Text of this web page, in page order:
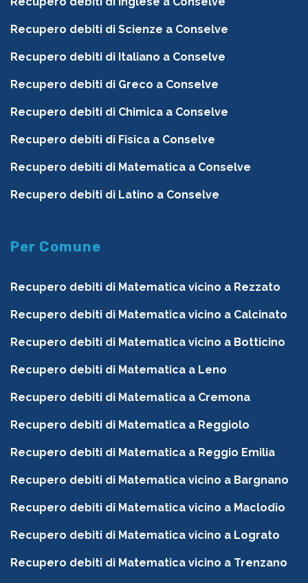
Recupero debiti di Scienze a Conselve
Recupero debiti di Italiano a Conselve
Recupero debiti di Greco a Conselve
Recupero debiti di Chimica a Conselve
Recupero debiti di Fisica a Conselve
Recupero debiti di Matematica a Conselve
Recupero debiti di Latino a Conselve
Per Comune
Recupero debiti di Matematica vicino a Rezzato
Recupero debiti di Matematica vicino a Calcinato
Recupero debiti di Matematica vicino a Botticino
Recupero debiti di Matematica a Leno
Recupero debiti di Matematica a Cremona
Recupero debiti di Matematica a Reggiolo
Recupero debiti di Matematica a Reggio Emilia
Recupero debiti di Matematica vicino a Bargnano
Recupero debiti di Matematica vicino a Maclodio
Recupero debiti di Matematica vicino a Lograto
Recupero debiti di Matematica vicino a Trenzano